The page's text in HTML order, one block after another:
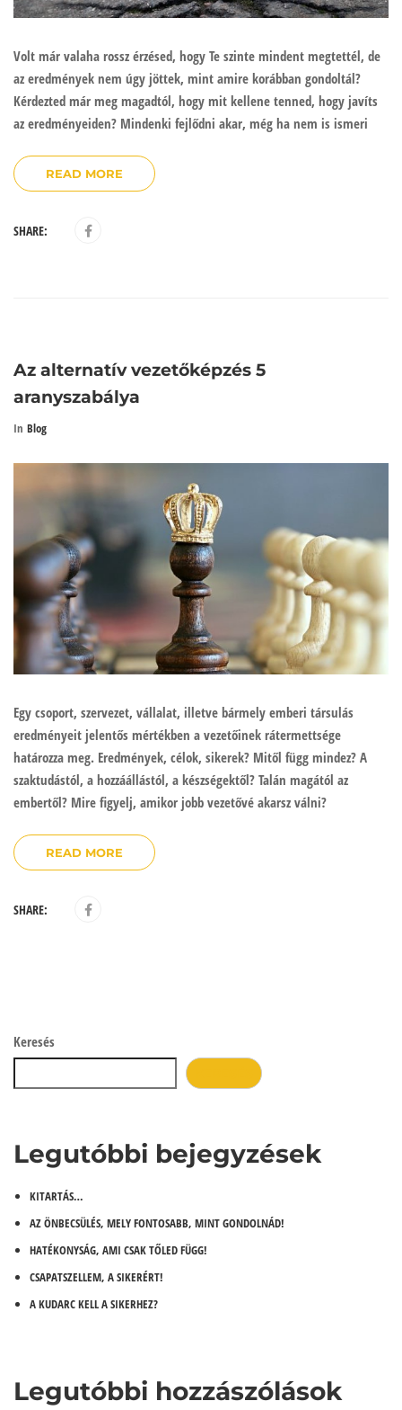
Volt már valaha rossz érzésed, hogy Te szinte mindent megtettél, de
az eredmények nem úgy jöttek, mint amire korábban gondoltál?
Kérdezted már meg magadtól, hogy mit kellene tenned, hogy javíts
az eredményeiden? Mindenki fejlődni akar, még ha nem is ismeri
READ MORE
SHARE:
Az alternatív vezetőképzés 5
aranyszabálya
In Blog
Egy csoport, szervezet, vállalat, illetve bármely emberi társulás
eredményeit jelentős mértékben a vezetőinek rátermettsége
határozza meg. Eredmények, célok, sikerek? Mitől függ mindez? A
szaktudástól, a hozzáállástól, a készségektől? Talán magától az
embertől? Mire figyelj, amikor jobb vezetővé akarsz válni?
READ MORE
SHARE:
Keresés
Legutóbbi bejegyzések
KITARTÁS…
AZ ÖNBECSÜLÉS, MELY FONTOSABB, MINT GONDOLNÁD!
HATÉKONYSÁG, AMI CSAK TŐLED FÜGG!
CSAPATSZELLEM, A SIKERÉRT!
A KUDARC KELL A SIKERHEZ?
Legutóbbi hozzászólások